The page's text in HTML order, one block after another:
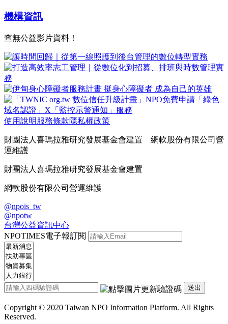
機構資訊
查無公益影片資料！
使用說明 服務條款隱私權政策
財團法人喜瑪拉雅研究發展基金會建置 網軟股份有限公司營
運維護
財團法人喜瑪拉雅研究發展基金會建置
網軟股份有限公司營運維護
@npois_tw
@npotw
台灣公益資訊中心
NPOTIMES電子報訂閱
送出
Copyright © 2020 Taiwan NPO Information Platform. All Rights
Reserved.